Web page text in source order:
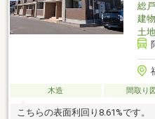
総
建
土
木造 間取り
こちらの表面利回り8.61%です。